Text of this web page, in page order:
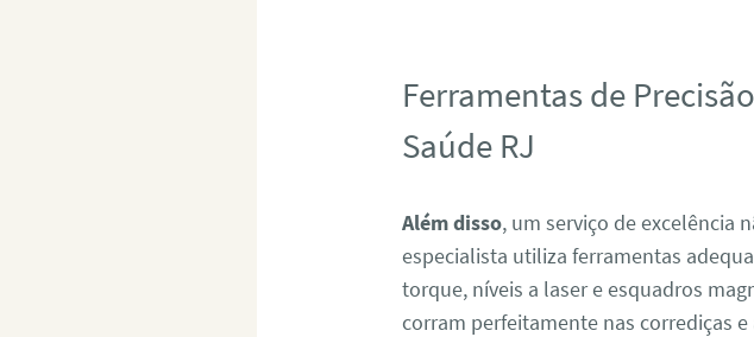
Ferramentas de
Saúde RJ
Além disso, um serviço de excelência
especialista utiliza ferramentas
torque, níveis a laser e esquadros
corram perfeitamente nas corrediças